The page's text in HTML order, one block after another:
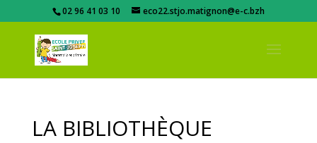
02 96 41 03 10 eco22.stjo.matignon@e-c.bzh
LA BIBLIOTHÈQUE